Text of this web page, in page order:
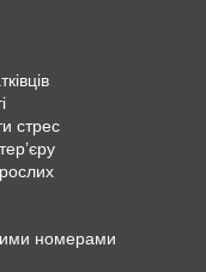
стрес
номерами